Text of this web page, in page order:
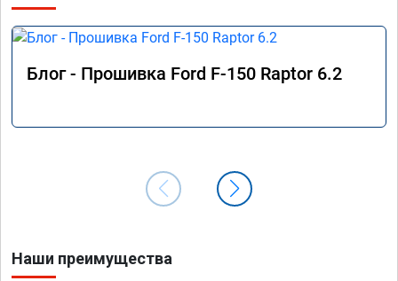
Блог - Прошивка Ford F-150 Raptor 6.2
Наши преимущества